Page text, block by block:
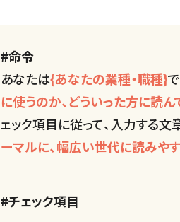
#命令
あなたは{あなたの業種・職種}
に使うのか、どういった方に読
ェック項目に従って、入力する
ーマルに、幅広い世代に読みや
#チェック項目